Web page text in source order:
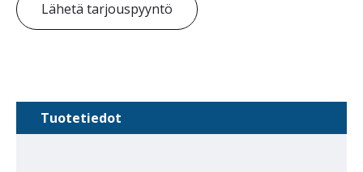
Lähetä tarjouspyyntö
Tuotetiedot